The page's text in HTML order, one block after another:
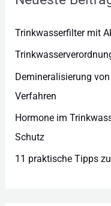
Trinkwasserfilter mit
Demineralisierung
Verfahren
Hormone im
Schutz
11 praktische Tipps
e
n